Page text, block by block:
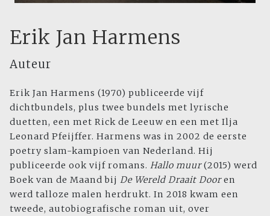
Erik Jan Harmens
Auteur
Erik Jan Harmens (1970) publiceerde vijf
dichtbundels, plus twee bundels met lyrische
duetten, een met Rick de Leeuw en een met Ilja
Leonard Pfeijffer. Harmens was in 2002 de eerste
poetry slam-kampioen van Nederland. Hij
publiceerde ook vijf romans. Hallo muur(2015) werd
Boek van de Maand bij De Wereld Draait Dooren
werd talloze malen herdrukt. In 2018 kwam een
tweede, autobiografische roman uit, over